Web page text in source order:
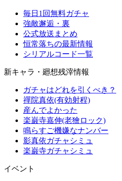
毎日1回無料ガチャ
強敵邂逅・裏
公式放送まとめ
恒常落ちの最新情報
シリアルコード一覧
新キャラ・廻想残滓情報
ガチャはどれを引くべき？
禪院真依(有効射程)
産んでよかった
楽巌寺嘉伸(老獪ロック)
鳴らすご機嫌なナンバー
影真依ガチャシミュ
楽巌寺ガチャシミュ
イベント